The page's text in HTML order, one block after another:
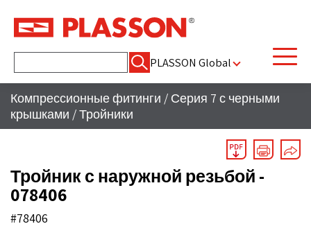
PLASSON Global
Компрессионные фитинги / Серия 7 с черными
крышками /Тройники
Тройник с наружной резьбой -
078406
#78406